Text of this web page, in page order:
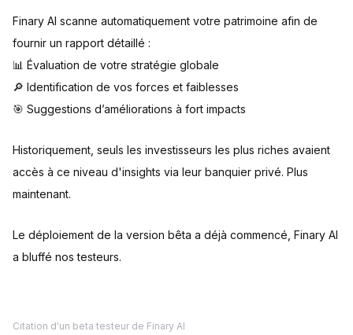
Finary AI scanne automatiquement votre patrimoine afin de
fournir un rapport détaillé :
📊 Évaluation de votre stratégie globale
🔎 Identification de vos forces et faiblesses
🎯 Suggestions d’améliorations à fort impacts
Historiquement, seuls les investisseurs les plus riches avaient
accès à ce niveau d'insights via leur banquier privé. Plus
maintenant.
Le déploiement de la version bêta a déjà commencé, Finary AI
a bluffé nos testeurs.
Citation d'un beta testeur de Finary AI